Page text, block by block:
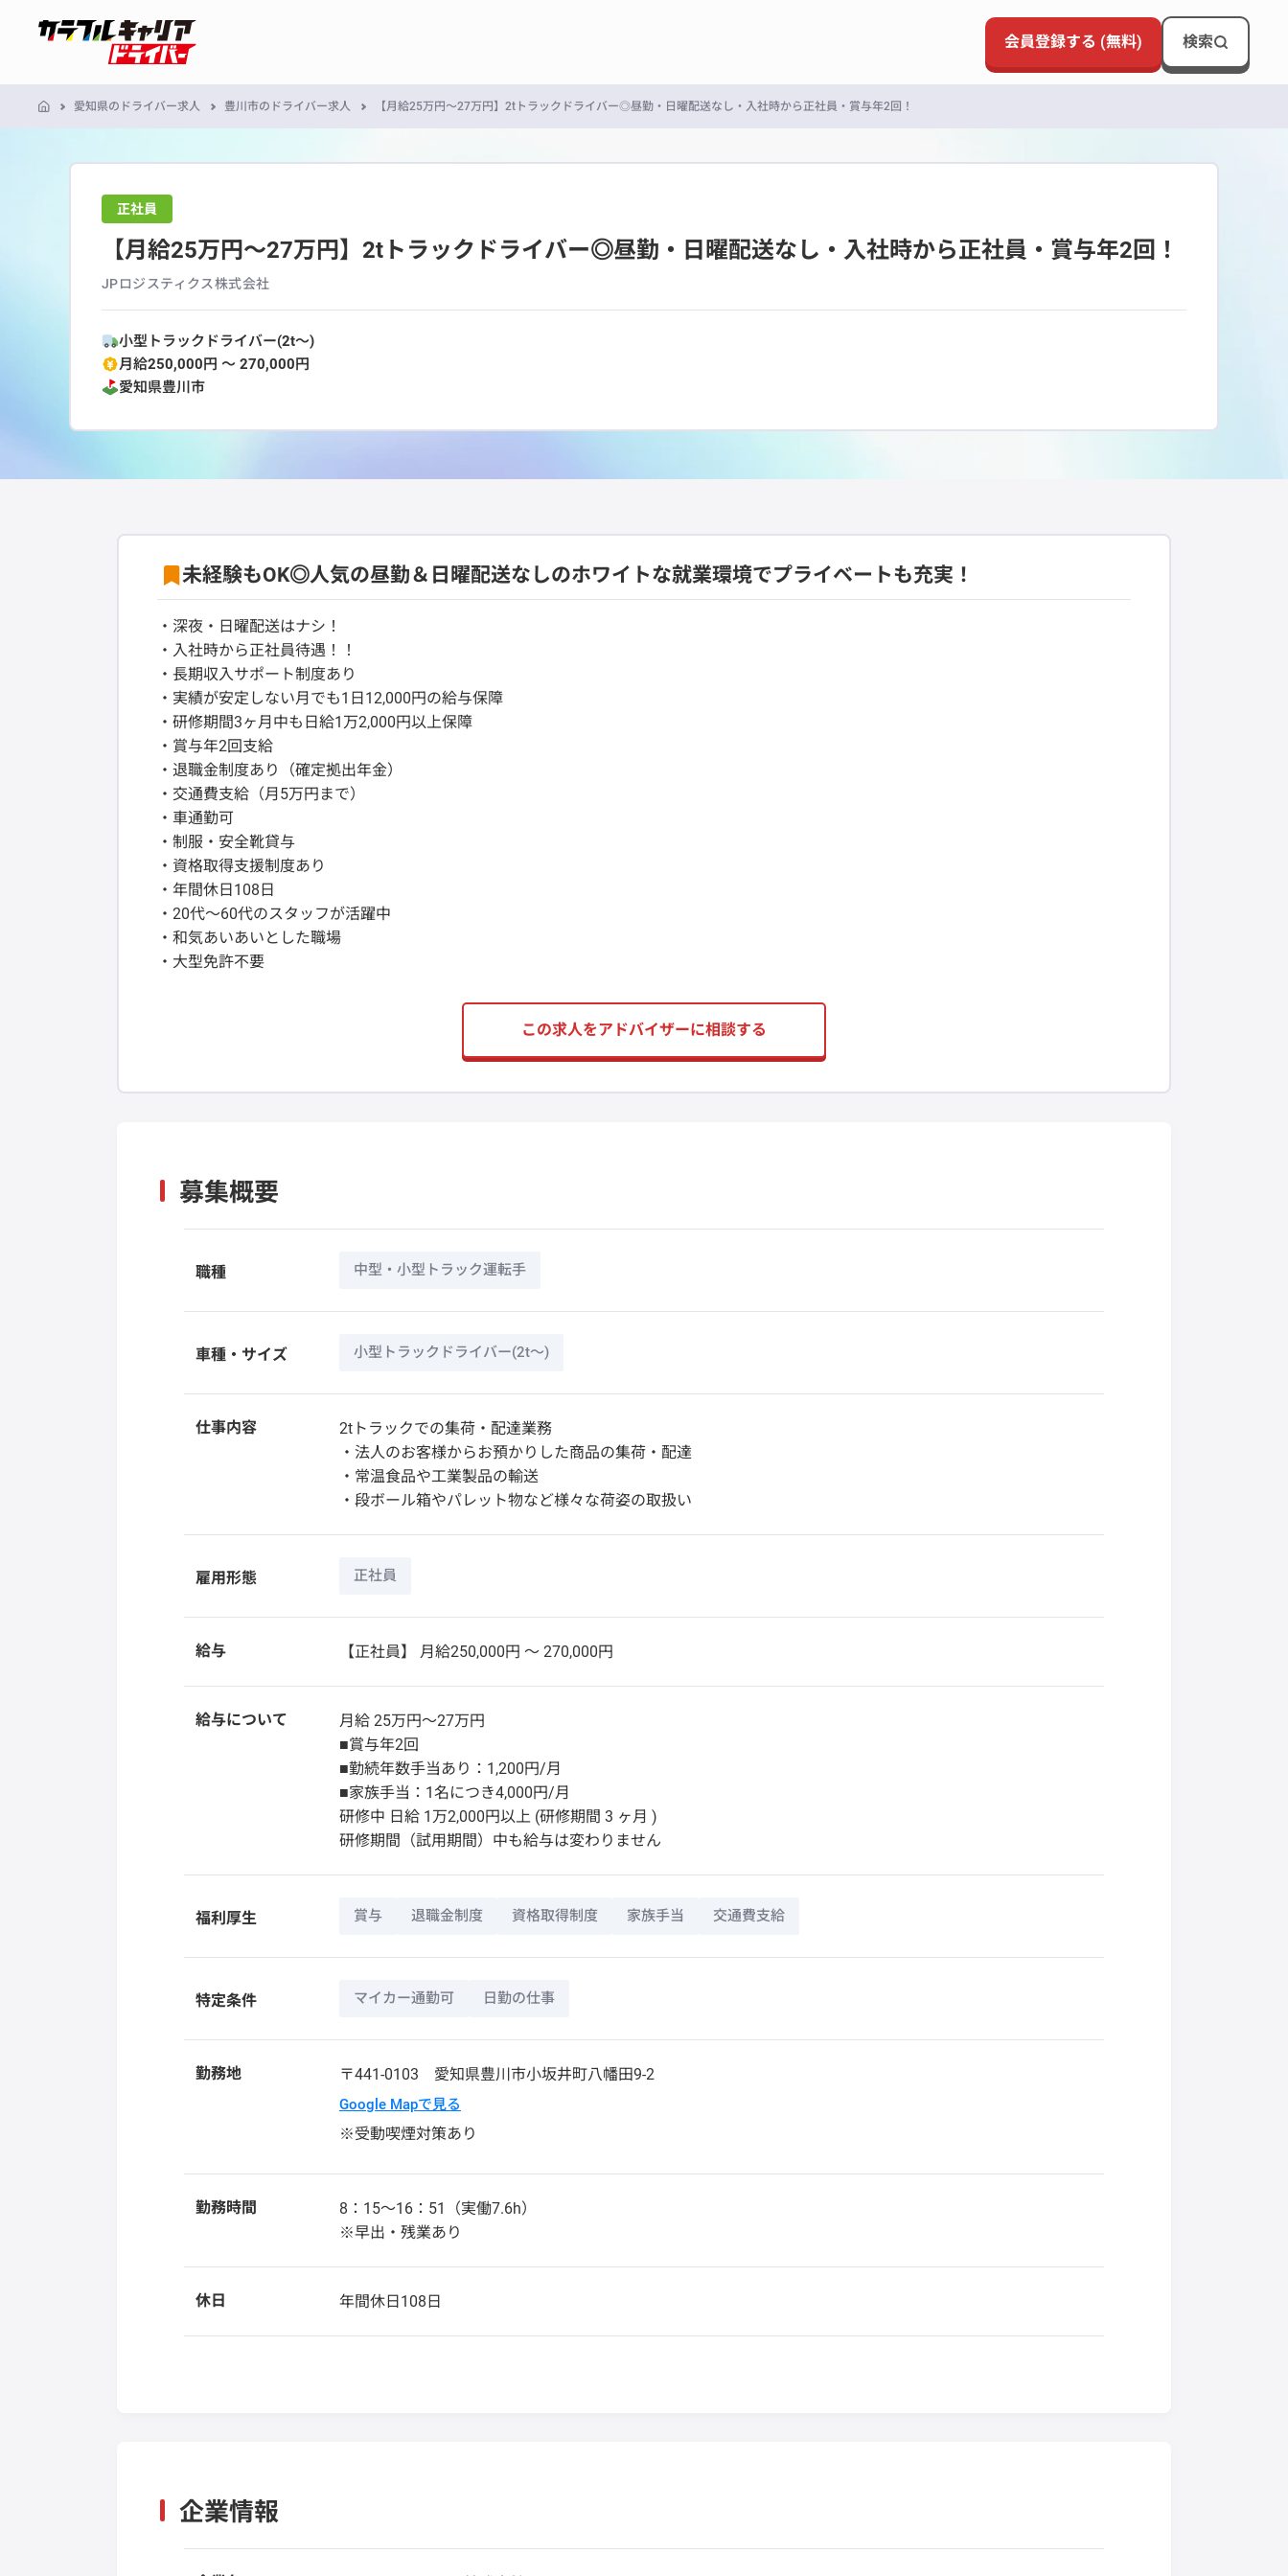
会員登録する (無料) 検索
愛知県のドライバー求人 豊川市のドライバー求人 【月給25万円～27万円】2tトラックドライバー◎昼勤・日曜配送なし・入社時から正社員・賞与年2回！
正社員
【月給25万円～27万円】2tトラックドライバー◎昼勤・日曜配送なし・入社時から正社員・賞与年2回！
JPロジスティクス株式会社
小型トラックドライバー(2t～)
月給250,000円 〜 270,000円
愛知県豊川市
未経験もOK◎人気の昼勤＆日曜配送なしのホワイトな就業環境でプライベートも充実！
・深夜・日曜配送はナシ！
・入社時から正社員待遇！！
・長期収入サポート制度あり
・実績が安定しない月でも1日12,000円の給与保障
・研修期間3ヶ月中も日給1万2,000円以上保障
・賞与年2回支給
・退職金制度あり（確定拠出年金）
・交通費支給（月5万円まで）
・車通勤可
・制服・安全靴貸与
・資格取得支援制度あり
・年間休日108日
・20代～60代のスタッフが活躍中
・和気あいあいとした職場
・大型免許不要
この求人をアドバイザーに相談する
募集概要
職種 中型・小型トラック運転手
車種・サイズ 小型トラックドライバー(2t～)
仕事内容
2tトラックでの集荷・配達業務
・法人のお客様からお預かりした商品の集荷・配達
・常温食品や工業製品の輸送
・段ボール箱やパレット物など様々な荷姿の取扱い
雇用形態 正社員
給与 【正社員】 月給250,000円 〜 270,000円
給与について
月給 25万円～27万円
■賞与年2回
■勤続年数手当あり：1,200円/月
■家族手当：1名につき4,000円/月
研修中 日給 1万2,000円以上 (研修期間 3 ヶ月 )
研修期間（試用期間）中も給与は変わりません
福利厚生 賞与 退職金制度 資格取得制度 家族手当 交通費支給
特定条件 マイカー通勤可 日勤の仕事
勤務地 〒441-0103 愛知県豊川市小坂井町八幡田9-2
Google Mapで見る
※受動喫煙対策あり
勤務時間
8：15～16：51（実働7.6h）
※早出・残業あり
休日 年間休日108日
企業情報